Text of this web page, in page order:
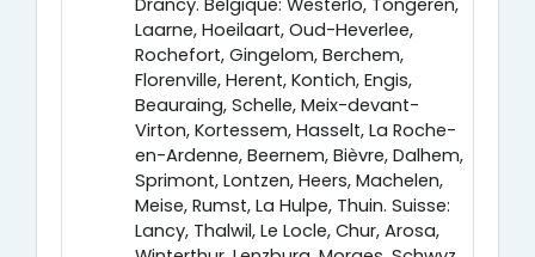
Drancy. Belgique: Westerlo, Tongeren,
Laarne, Hoeilaart, Oud-Heverlee,
Rochefort, Gingelom, Berchem,
Florenville, Herent, Kontich, Engis,
Beauraing, Schelle, Meix-devant-
Virton, Kortessem, Hasselt, La Roche-
en-Ardenne, Beernem, Bièvre, Dalhem,
Sprimont, Lontzen, Heers, Machelen,
Meise, Rumst, La Hulpe, Thuin. Suisse:
Lancy, Thalwil, Le Locle, Chur, Arosa,